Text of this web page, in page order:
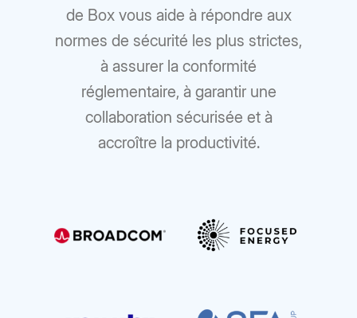
de Box vous aide à répondre aux
normes de sécurité les plus strictes,
à assurer la conformité
réglementaire, à garantir une
collaboration sécurisée et à
accroître la productivité.